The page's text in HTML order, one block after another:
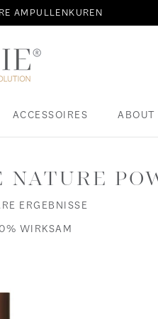
AMPULLENKUREN
ACCESSOIRES
ABOUT
ERGEBNISSE
WIRKSAM